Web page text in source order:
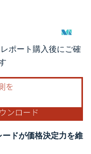
の表示が必要です。
ポート購入後にご確
ドが価格決定力を維